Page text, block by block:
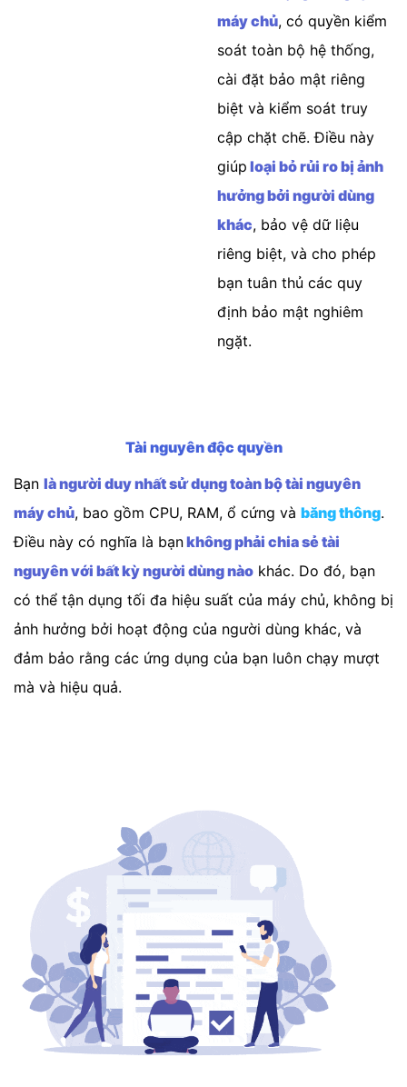
máy chủ, có quyền kiểm
soát toàn bộ hệ thống,
cài đặt bảo mật riêng
biệt và kiểm soát truy
cập chặt chẽ. Điều này
giúp loại bỏ rủi ro bị ảnh
hưởng bởi người dùng
khác, bảo vệ dữ liệu
riêng biệt, và cho phép
bạn tuân thủ các quy
định bảo mật nghiêm
ngặt.
Tài nguyên độc quyền
Bạn là người duy nhất sử dụng toàn bộ tài nguyên
máy chủ, bao gồm CPU, RAM, ổ cứng và băng thông.
Điều này có nghĩa là bạnkhông phải chia sẻ tài
nguyên với bất kỳ người dùng nào khác. Do đó, bạn
có thể tận dụng tối đa hiệu suất của máy chủ, không bị
ảnh hưởng bởi hoạt động của người dùng khác, và
đảm bảo rằng các ứng dụng của bạn luôn chạy mượt
mà và hiệu quả.